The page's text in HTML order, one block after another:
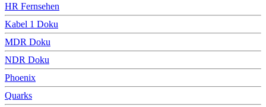
HR Fernsehen
Kabel 1 Doku
MDR Doku
NDR Doku
Phoenix
Quarks